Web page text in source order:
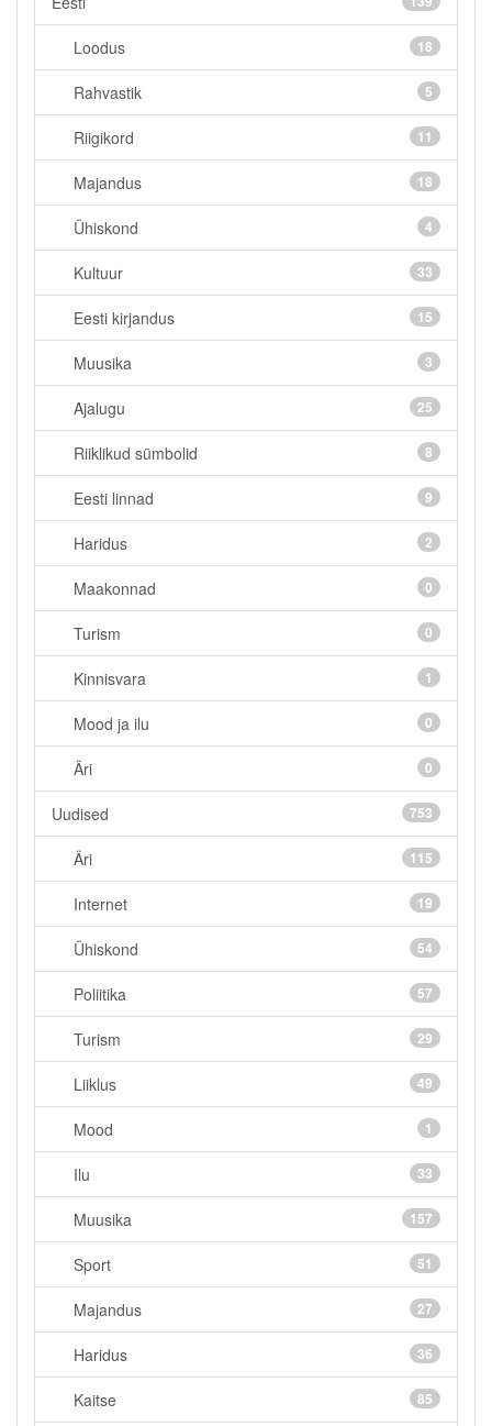
Loodus 18
Rahvastik 5
Riigikord 11
Majandus 18
Ühiskond 4
Kultuur 33
Eesti kirjandus 15
Muusika 3
Ajalugu 25
Riiklikud sümbolid 8
Eesti linnad 9
Haridus 2
Maakonnad 0
Turism 0
Kinnisvara 1
Mood ja ilu 0
Äri 0
Uudised 753
Äri 115
Internet 19
Ühiskond 54
Poliitika 57
Turism 29
Liiklus 49
Mood 1
Ilu 33
Muusika 157
Sport 51
Majandus 27
Haridus 36
Kaitse 85